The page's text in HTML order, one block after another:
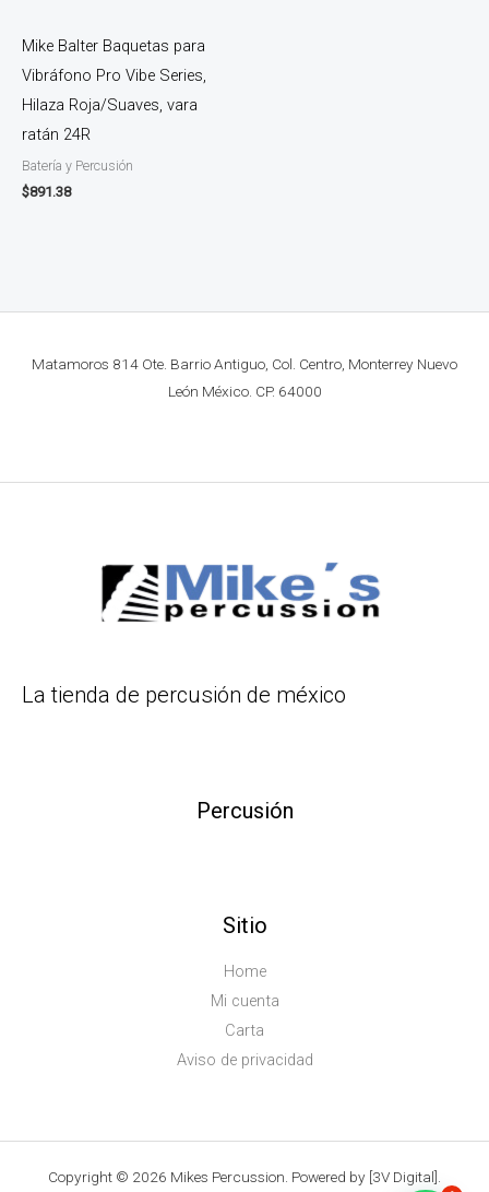
Mike Balter Baquetas para
Vibráfono Pro Vibe Series,
Hilaza Roja/Suaves, vara
ratán 24R
Batería y Percusión
$891.38
Matamoros 814 Ote. Barrio Antiguo, Col. Centro, Monterrey Nuevo
León México. CP. 64000
La tienda de percusión de méxico
Percusión
Sitio
Home
Mi cuenta
Carta
Aviso de privacidad
Copyright © 2026 Mikes Percussion. Powered by [3V Digital].